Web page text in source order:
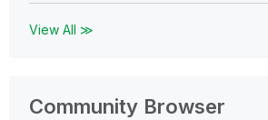
View All ≫
Community Browser